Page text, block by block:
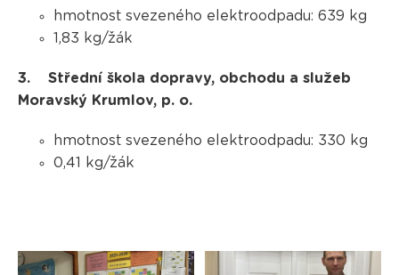
hmotnost svezeného elektroodpadu: 639 kg
1,83 kg/žák
3. Střední škola dopravy, obchodu a služeb
Moravský Krumlov, p. o.
hmotnost svezeného elektroodpadu: 330 kg
0,41 kg/žák